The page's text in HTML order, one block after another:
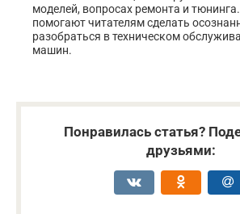
моделей, вопросах ремонта и
помогают читателям сделать
разобраться в техническом
машин.
Понравилась статья?
друзьями: